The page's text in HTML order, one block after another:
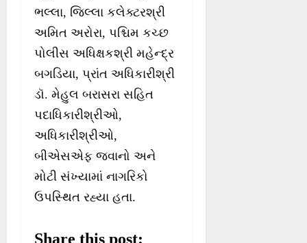
ભલ્લા, જિલ્લા કલેક્ટરશ્રી
અમિત અરોરા, પશ્ચિમ કચ્છ
પોલીસ અધિક્ષકશ્રી મહેન્દ્ર
બગડિયા, પ્રાંત અધિકારીશ્રી
ડૉ. મેહુલ બરાસરા સહિત
પદાધિકારીશ્રીઓ,
અધિકારીશ્રીઓ,
બીએસએફ જવાનો અને
મોટી સંખ્યામાં નાગરિકો
ઉપસ્થિત રહ્યા હતા.
Share this post: